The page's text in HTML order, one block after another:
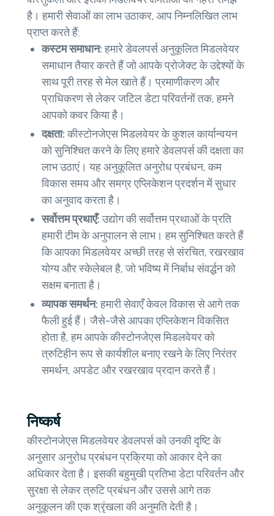
है। हमारी सेवाओं का लाभ उठाकर, आप निम्नलिखित लाभ
प्राप्त करते हैं:
कस्टम समाधान:हमारे डेवलपर्स अनुकूलित मिडलवेयर
समाधान तैयार करते हैं जो आपके प्रोजेक्ट के उद्देश्यों के
साथ पूरी तरह से मेल खाते हैं। प्रमाणीकरण और
प्राधिकरण से लेकर जटिल डेटा परिवर्तनों तक, हमने
आपको कवर किया है।
दक्षता:कीस्टोनजेएस मिडलवेयर के कुशल कार्यान्वयन
को सुनिश्चित करने के लिए हमारे डेवलपर्स की दक्षता का
लाभ उठाएं। यह अनुकूलित अनुरोध प्रबंधन, कम
विकास समय और समग्र एप्लिकेशन प्रदर्शन में सुधार
का अनुवाद करता है।
सर्वोत्तम प्रथाएँ:उद्योग की सर्वोत्तम प्रथाओं के प्रति
हमारी टीम के अनुपालन से लाभ। हम सुनिश्चित करते हैं
कि आपका मिडलवेयर अच्छी तरह से संरचित, रखरखाव
योग्य और स्केलेबल है, जो भविष्य में निर्बाध संवर्द्धन को
सक्षम बनाता है।
व्यापक समर्थन:हमारी सेवाएँ केवल विकास से आगे तक
फैली हुई हैं। जैसे-जैसे आपका एप्लिकेशन विकसित
होता है, हम आपके कीस्टोनजेएस मिडलवेयर को
त्रुटिहीन रूप से कार्यशील बनाए रखने के लिए निरंतर
समर्थन, अपडेट और रखरखाव प्रदान करते हैं।
निष्कर्ष
कीस्टोनजेएस मिडलवेयर डेवलपर्स को उनकी दृष्टि के
अनुसार अनुरोध प्रबंधन प्रक्रिया को आकार देने का
अधिकार देता है। इसकी बहुमुखी प्रतिभा डेटा परिवर्तन और
सुरक्षा से लेकर त्रुटि प्रबंधन और उससे आगे तक
अनुकूलन की एक श्रृंखला की अनुमति देती है।